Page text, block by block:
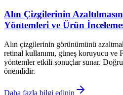
Alın Çizgilerinin
Yöntemleri ve Ürün
Alın çizgilerinin görünümünü
retinal kullanımı, güneş koruyucu ve
yöntemler etkili sonuçlar sunar.
önemlidir.
Daha fazla bilgi edinin